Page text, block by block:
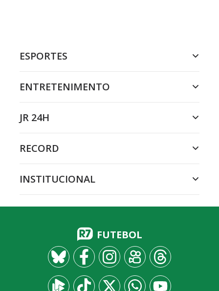
ESPORTES
ENTRETENIMENTO
JR 24H
RECORD
INSTITUCIONAL
FUTEBOL